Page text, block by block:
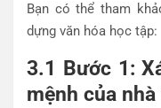
Bạn có thể tham
dựng văn hóa học tập:
3.1 Bước 1:
mệnh của